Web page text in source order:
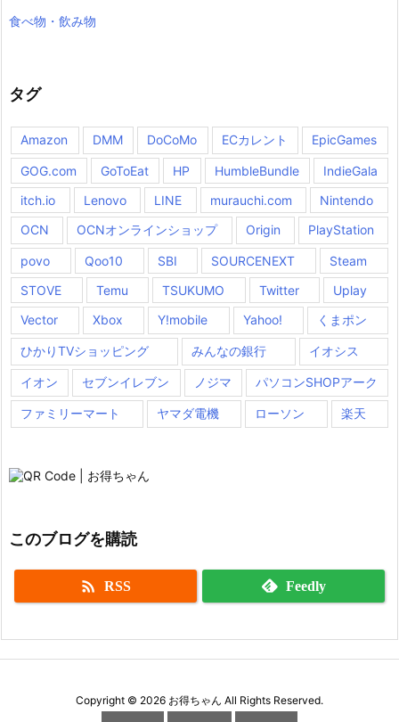
食べ物・飲み物
タグ
Amazon DMM DoCoMo ECカレント EpicGames
GOG.com GoToEat HP HumbleBundle
IndieGala
itch.io
Lenovo LINE murauchi.com
Nintendo
OCN
OCNオンラインショップ Origin PlayStation
povo Qoo10 SBI SOURCENEXT
Steam
STOVE
Temu TSUKUMO Twitter
Uplay
Vector
Xbox Y!mobile Yahoo! くまポン
ひかりTVショッピング みんなの銀行 イオシス
イオン セブンイレブン ノジマ パソコンSHOPアーク
ファミリーマート ヤマダ電機 ローソン 楽天
このブログを購読
 RSS Feedly
Copyright © 2026 お得ちゃん All Rights Reserved.